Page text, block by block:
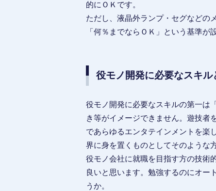
的にＯＫです。
ただし、液晶外ランプ・セグなどの
「何％までならＯＫ」という基準が
役モノ開発に必要なスキル
役モノ開発に必要なスキルの第一は
き等がイメージできません。遊技者
であらゆるエンタテインメントを楽
界に身を置くものとしてそのような
役モノ会社に就職を目指す方の技術
良いと思います。勉強するのにオー
うか。